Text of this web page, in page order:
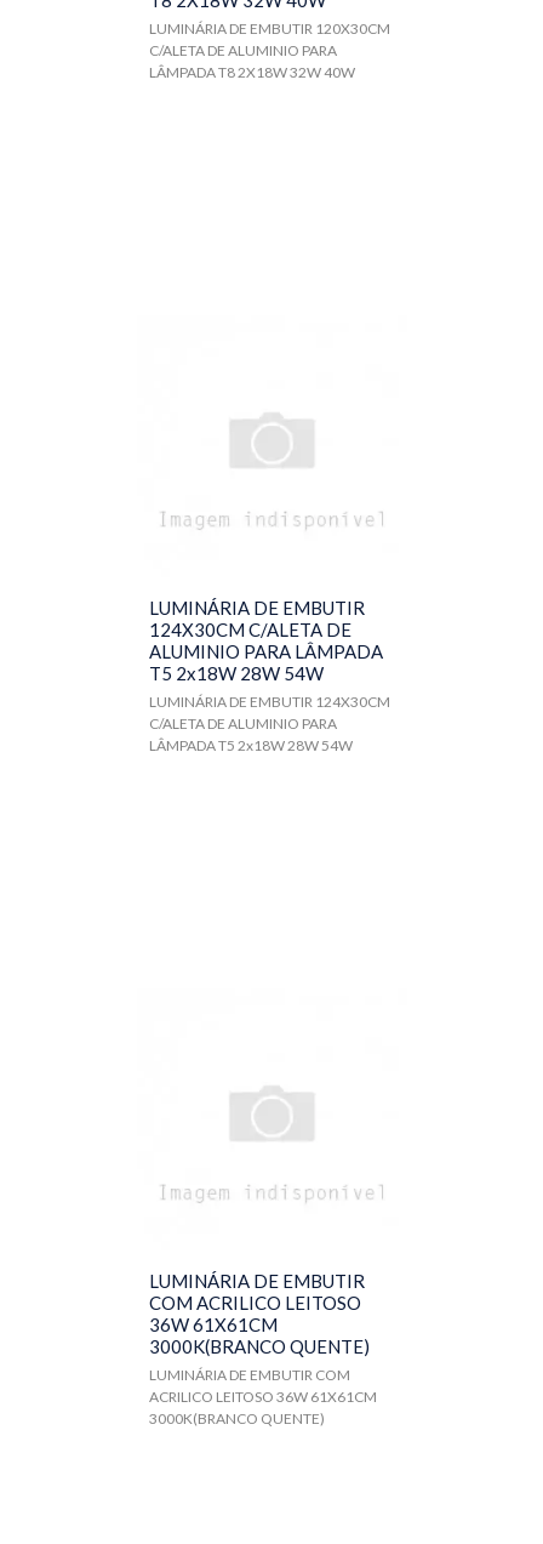
LUMINÁRIA DE EMBUTIR 120X30CM
C/ALETA DE ALUMINIO PARA
LÂMPADA T8 2X18W 32W 40W
LUMINÁRIA DE EMBUTIR
124X30CM C/ALETA DE
ALUMINIO PARA LÂMPADA
T5 2x18W 28W 54W
LUMINÁRIA DE EMBUTIR 124X30CM
C/ALETA DE ALUMINIO PARA
LÂMPADA T5 2x18W 28W 54W
LUMINÁRIA DE EMBUTIR
COM ACRILICO LEITOSO
36W 61X61CM
3000K(BRANCO QUENTE)
LUMINÁRIA DE EMBUTIR COM
ACRILICO LEITOSO 36W 61X61CM
3000K(BRANCO QUENTE)